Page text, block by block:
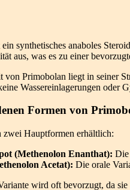
synthetisches anaboles
aus, was es zu einer
von Primobolan liegt in seiner
Wassereinlagerungen oder
Formen von
zwei Hauptformen erhältlich:
(Methenolon Enanthat): Die
Acetat): Die orale
wird oft bevorzugt, da